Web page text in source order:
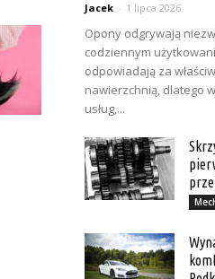
Jacek - 1 lipca 2026
Opony odgrywają
codziennym
odpowiadają za
nawierzchnią, dlatego
usług,...